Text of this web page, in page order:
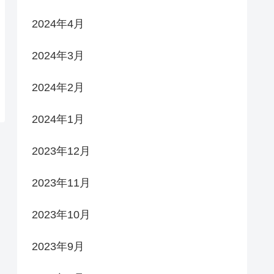
2024年4月
2024年3月
2024年2月
2024年1月
2023年12月
2023年11月
2023年10月
2023年9月